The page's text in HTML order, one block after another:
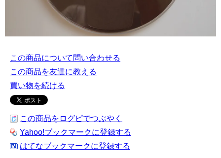
この商品について問い合わせる
この商品を友達に教える
買い物を続ける
この商品をログピでつぶやく
Yahoo!ブックマークに登録する
はてなブックマークに登録する